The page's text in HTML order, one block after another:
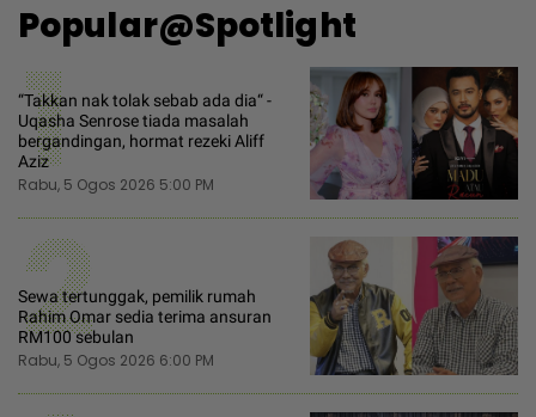
Popular@Spotlight
1
“Takkan nak tolak sebab ada dia“ -
Uqasha Senrose tiada masalah
bergandingan, hormat rezeki Aliff
Aziz
Rabu, 5 Ogos 2026 5:00 PM
2
Sewa tertunggak, pemilik rumah
Rahim Omar sedia terima ansuran
RM100 sebulan
Rabu, 5 Ogos 2026 6:00 PM